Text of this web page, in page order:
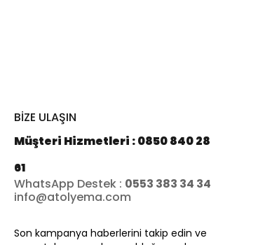
BİZE ULAŞIN
Müşteri Hizmetleri : 0850 840 28
61
WhatsApp Destek : 0553 383 34 34
info@atolyema.com
Son kampanya haberlerini takip edin ve